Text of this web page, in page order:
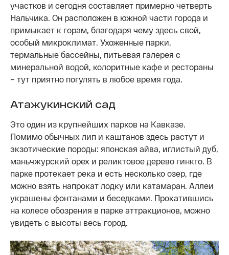
участков и сегодня составляет примерно четверть
Нальчика. Он расположен в южной части города и
примыкает к горам, благодаря чему здесь свой,
особый микроклимат. Ухоженные парки,
термальные бассейны, питьевая галерея с
минеральной водой, колоритные кафе и рестораны
– тут приятно погулять в любое время года.
Атажукинский сад
Это один из крупнейших парков на Кавказе.
Помимо обычных лип и каштанов здесь растут и
экзотические породы: японская айва, иглистый дуб,
маньчжурский орех и реликтовое дерево гинкго. В
парке протекает река и есть несколько озер, где
можно взять напрокат лодку или катамаран. Аллеи
украшены фонтанами и беседками. Прокатившись
на колесе обозрения в парке аттракционов, можно
увидеть с высоты весь город.